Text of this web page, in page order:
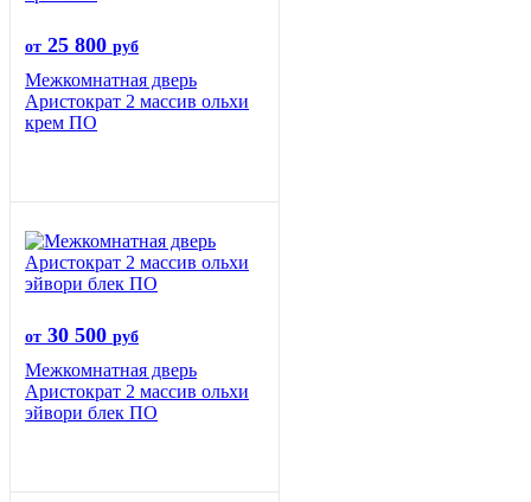
от 25 800 руб
Межкомнатная дверь
Аристократ 2 массив ольхи
крем ПО
от 30 500 руб
Межкомнатная дверь
Аристократ 2 массив ольхи
эйвори блек ПО